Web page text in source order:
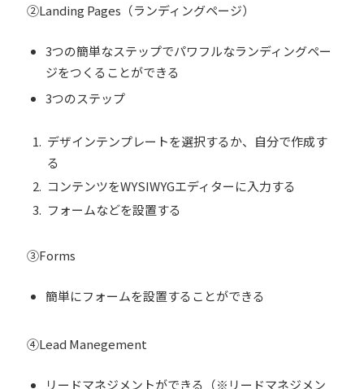
②Landing Pages（ランディングページ）
3つの簡単なステップでパワフルなランディングペー
ジをつくることができる
3つのステップ
デザインテンプレートを選択するか、自分で作成す
る
コンテンツをWYSIWYGエディターに入力する
フォームなどを設置する
③Forms
簡単にフォームを設置することができる
④Lead Manegement
リードマネジメントができる（※ リードマネジメン